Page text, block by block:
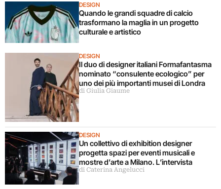
DESIGN
Quando le grandi squadre di calcio
trasformano la maglia in un progetto
culturale e artistico
DESIGN
Il duo di designer italiani Formafantasma
nominato “consulente ecologico” per
uno dei più importanti musei di Londra
di Giulia Giaume
DESIGN
Un collettivo di exhibition designer
progetta spazi per eventi musicali e
mostre d’arte a Milano. L’intervista
di Caterina Angelucci